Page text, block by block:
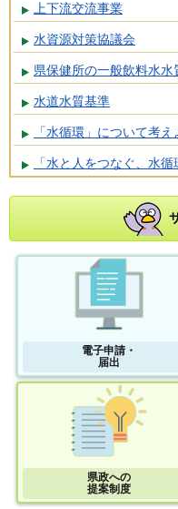
上下流交流事業
水資源対策協議会
県保健所の一般飲料水
水道水質基準
「水循環」について考え
「水と人をつなぐ、水
電子申請・
届出
県政への
提案制度